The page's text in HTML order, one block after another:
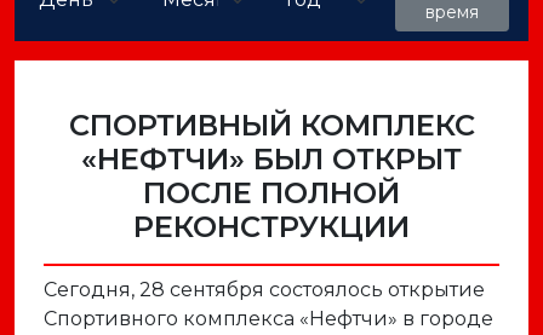
время
СПОРТИВНЫЙ КОМПЛЕКС
«НЕФТЧИ» БЫЛ ОТКРЫТ
ПОСЛЕ ПОЛНОЙ
РЕКОНСТРУКЦИИ
Сегодня, 28 сентября состоялось открытие
Спортивного комплекса «Нефтчи» в городе